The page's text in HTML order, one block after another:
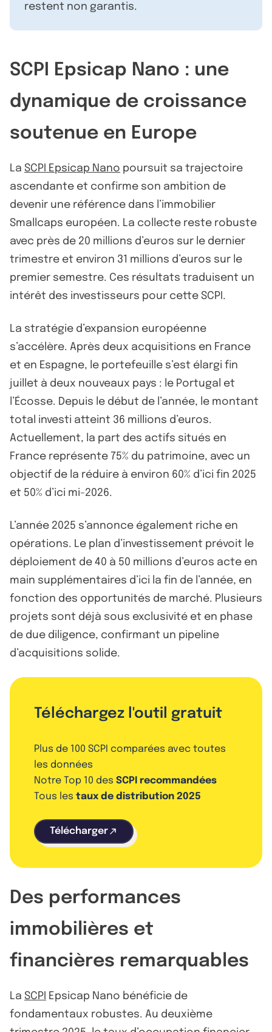
restent non garantis.
SCPI Epsicap Nano : une
dynamique de croissance
soutenue en Europe
La SCPI Epsicap Nano poursuit sa trajectoire
ascendante et confirme son ambition de
devenir une référence dans l’immobilier
Smallcaps européen. La collecte reste robuste
avec près de 20 millions d’euros sur le dernier
trimestre et environ 31 millions d’euros sur le
premier semestre. Ces résultats traduisent un
intérêt des investisseurs pour cette SCPI.
La stratégie d’expansion européenne
s’accélère. Après deux acquisitions en France
et en Espagne, le portefeuille s’est élargi fin
juillet à deux nouveaux pays : le Portugal et
l’Écosse. Depuis le début de l’année, le montant
total investi atteint 36 millions d’euros.
Actuellement, la part des actifs situés en
France représente 75% du patrimoine, avec un
objectif de la réduire à environ 60% d’ici fin 2025
et 50% d’ici mi-2026.
L’année 2025 s’annonce également riche en
opérations. Le plan d’investissement prévoit le
déploiement de 40 à 50 millions d’euros acte en
main supplémentaires d’ici la fin de l’année, en
fonction des opportunités de marché. Plusieurs
projets sont déjà sous exclusivité et en phase
de due diligence, confirmant un pipeline
d’acquisitions solide.
Téléchargez l'outil gratuit
Plus de 100 SCPI comparées avec toutes
les données
Notre Top 10 des SCPI recommandées
Tous les taux de distribution 2025
Télécharger
Des performances
immobilières et
financières remarquables
La SCPI Epsicap Nano bénéficie de
fondamentaux robustes. Au deuxième